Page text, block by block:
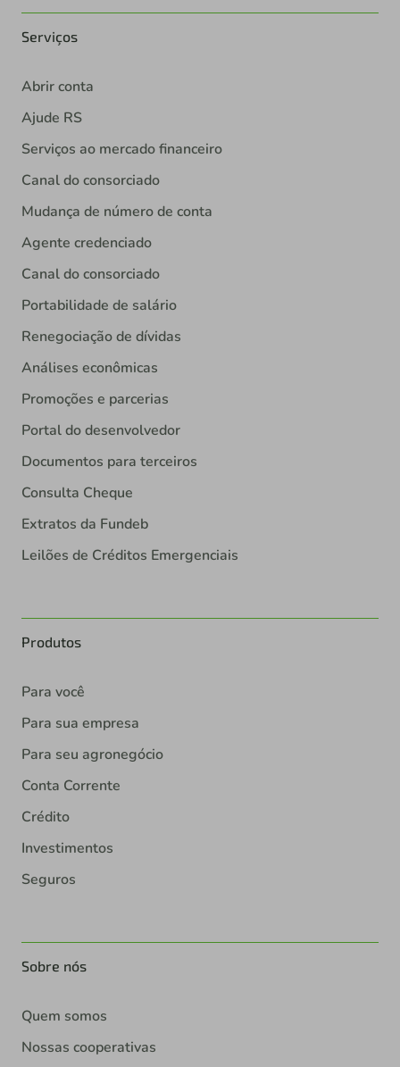
Serviços
Abrir conta
Ajude RS
Serviços ao mercado financeiro
Canal do consorciado
Mudança de número de conta
Agente credenciado
Canal do consorciado
Portabilidade de salário
Renegociação de dívidas
Análises econômicas
Promoções e parcerias
Portal do desenvolvedor
Documentos para terceiros
Consulta Cheque
Extratos da Fundeb
Leilões de Créditos Emergenciais
Produtos
Para você
Para sua empresa
Para seu agronegócio
Conta Corrente
Crédito
Investimentos
Seguros
Sobre nós
Quem somos
Nossas cooperativas